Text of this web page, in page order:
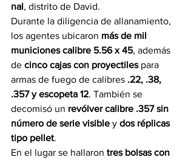
nal, distrito de David.
Durante la diligencia de allanamiento,
los agentes ubicaron más de mil
municiones calibre 5.56 x 45, además
de cinco cajas con proyectiles para
armas de fuego de calibres .22, .38,
.357 y escopeta 12. También se
decomisó un revólver calibre .357 sin
número de serie visible y dos réplicas
tipo pellet.
En el lugar se hallaron tres bolsas con